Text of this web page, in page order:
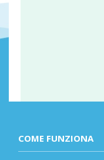
COME FUNZIONA